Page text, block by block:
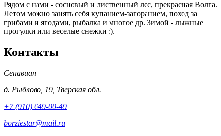
Рядом с нами - сосновый и лиственный лес, прекрасная Волга.
Летом можно занять себя купанием-загоранием, поход за
грибами и ягодами, рыбалка и многое др. Зимой - лыжные
прогулки или веселые снежки :).
Контакты
Сенавиан
д. Рыблово 19 Тверская обл.
+7 (910) 649-00-49
borziestar@mail.ru